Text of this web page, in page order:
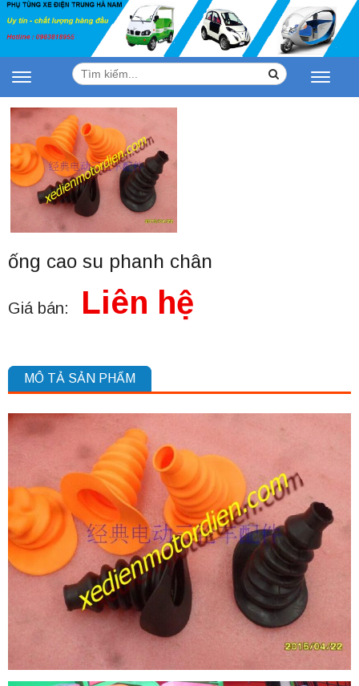
Toggle
navigation
Tìm
kiếm:
Search Toggle
ống cao su phanh chân
Giá bán: Liên hệ
MÔ TẢ SẢN PHẨM